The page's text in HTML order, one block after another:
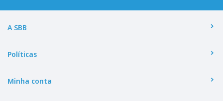
A SBB
Políticas
Minha conta